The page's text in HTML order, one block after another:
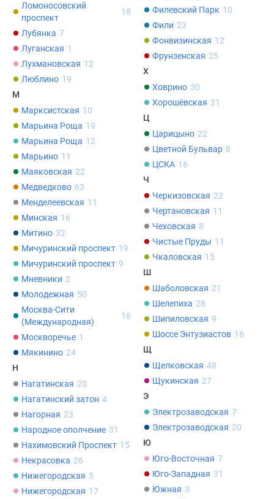
Ломоносовский
проспект
18
Лубянка 7
Луганская 1
Лухмановская 12
Люблино 19
М
Марксистская 10
Марьина Роща 19
Марьина Роща 12
Марьино 11
Маяковская 22
Медведково 63
Менделеевская 11
Минская 16
Митино 32
Мичуринский проспект 19
Мичуринский проспект 9
Мневники 2
Молодежная 50
Москва-Сити
(Международная)
16
Москворечье 1
Мякинино 24
Н
Нагатинская 20
Нагатинский затон 4
Нагорная 23
Народное ополчение 31
Нахимовский Проспект 15
Некрасовка 26
Нижегородская 5
Нижегородская 17
Филевский Парк 10
Фили 23
Фонвизинская 12
Фрунзенская 25
Х
Ховрино 30
Хорошёвская 21
Ц
Царицыно 22
Цветной Бульвар 8
ЦСКА 16
Ч
Черкизовская 22
Чертановская 11
Чеховская 8
Чистые Пруды 11
Чкаловская 15
Ш
Шаболовская 21
Шелепиха 28
Шипиловская 9
Шоссе Энтузиастов 16
Щ
Щелковская 48
Щукинская 27
Э
Электрозаводская 7
Электрозаводская 20
Ю
Юго-Восточная 7
Юго-Западная 31
Южная 3